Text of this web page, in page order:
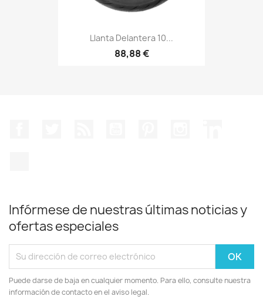
Llanta Delantera 10...
88,88 €
Infórmese de nuestras últimas noticias y
ofertas especiales
Puede darse de baja en cualquier momento. Para ello, consulte nuestra
información de contacto en el aviso legal.